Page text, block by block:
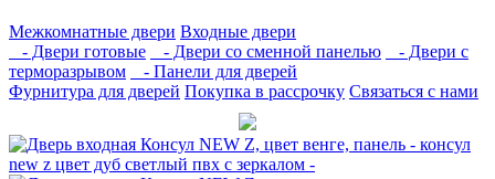
Межкомнатные двери Входные двери
- Двери готовые
- Двери со сменной панелью
- Двери с
терморазрывом
- Панели для дверей
Фурнитура для дверей Покупка в рассрочку Связаться с нами